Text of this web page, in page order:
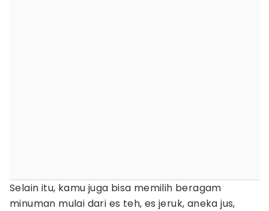
Selain itu, kamu juga bisa memilih beragam
minuman mulai dari es teh, es jeruk, aneka jus,